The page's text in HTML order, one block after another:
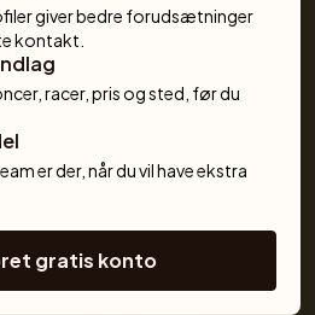
kat
til salg
Killinger til salg
hund
giver bedre forudsætninger
kontakt.
racer, pris og sted, før du
er der, når du vil have ekstra
gratis konto